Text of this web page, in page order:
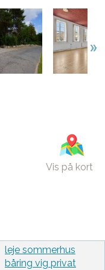
Vis på kort
leje sommerhus
båring vig privat